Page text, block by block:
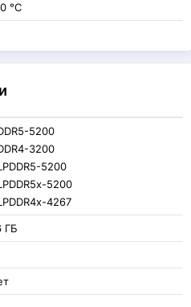
°C
5200
3200
5200
5200
4267
ГБ